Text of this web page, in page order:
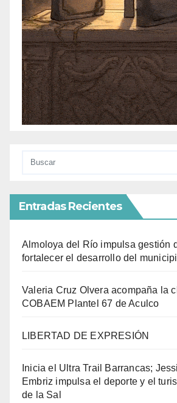
Entradas Recientes
Almoloya del Río impulsa gestión
fortalecer el desarrollo del
Valeria Cruz Olvera acompaña la
COBAEM Plantel 67 de Aculco
LIBERTAD DE EXPRESIÓN
Inicia el Ultra Trail Barrancas;
Embriz impulsa el deporte y el
de la Sal